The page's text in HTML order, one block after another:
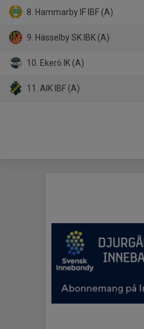
8. Hammarby IF IBF (A)
9. Hässelby SK IBK (A)
10. Ekerö IK (A)
11. AIK IBF (A)